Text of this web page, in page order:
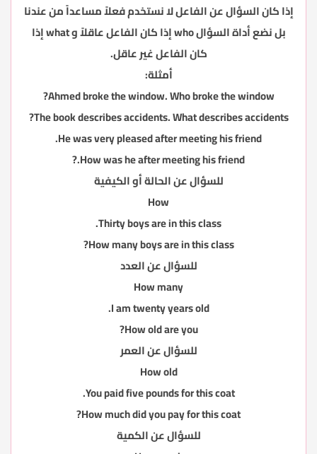
إذا كان السؤال عن الفاعل لا نستخدم فعلاً مساعداً من عندنا
بل نضع أداة السؤال who إذا كان الفاعل عاقلاً و what إذا
كان الفاعل غير عاقل.
أمثلة:
Ahmed broke the window. Who broke the window?
The book describes accidents. What describes accidents?
He was very pleased after meeting his friend.
How was he after meeting his friend.?
للسؤال عن الحالة أو الكيفية
How
Thirty boys are in this class.
How many boys are in this class?
للسؤال عن العدد
How many
I am twenty years old.
How old are you?
للسؤال عن العمر
How old
You paid five pounds for this coat.
How much did you pay for this coat?
للسؤال عن الكمية